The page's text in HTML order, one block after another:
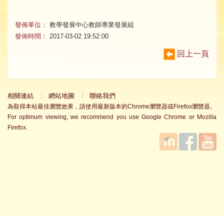
發佈單位： 教學發展中心教師專業發展組
發佈時間：
2017-03-02 19:52:00
回上一頁
相關連結 網站地圖 聯絡我們
為取得本站最佳瀏覽效果，請使用最新版本的Chrome瀏覽器或Firefox瀏覽器。
For optimum viewing, we recommend you use Google Chrome or Mozilla
Firefox.